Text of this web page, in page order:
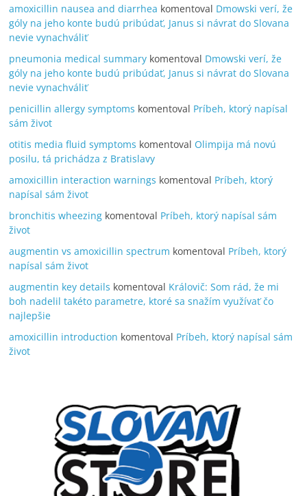
amoxicillin nausea and diarrhea komentoval Dmowski verí, že
góly na jeho konte budú pribúdať, Janus si návrat do Slovana
nevie vynachváliť
pneumonia medical summary komentoval Dmowski verí, že
góly na jeho konte budú pribúdať, Janus si návrat do Slovana
nevie vynachváliť
penicillin allergy symptoms komentoval Príbeh, ktorý napísal
sám život
otitis media fluid symptoms komentoval Olimpija má novú
posilu, tá prichádza z Bratislavy
amoxicillin interaction warnings komentoval Príbeh, ktorý
napísal sám život
bronchitis wheezing komentoval Príbeh, ktorý napísal sám
život
augmentin vs amoxicillin spectrum komentoval Príbeh, ktorý
napísal sám život
augmentin key details komentoval Královič: Som rád, že mi
boh nadelil takéto parametre, ktoré sa snažím využívať čo
najlepšie
amoxicillin introduction komentoval Príbeh, ktorý napísal sám
život